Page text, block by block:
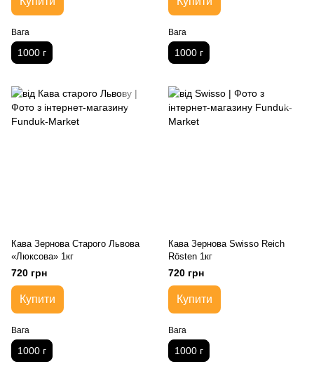
Вага
1000 г
Вага
1000 г
Кава Зернова Старого Львова
«Люксова» 1кг
720 грн
Купити
Вага
1000 г
Кава Зернова Swisso Reich
Rösten 1кг
720 грн
Купити
Вага
1000 г